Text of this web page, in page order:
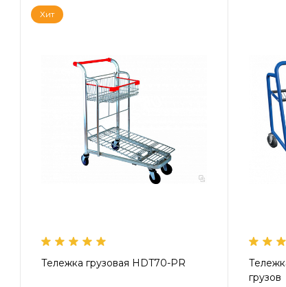
Хит
Тележка грузовая HDT70-PR
грузов